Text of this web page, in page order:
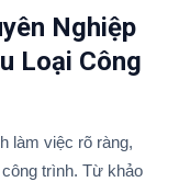
Nghiệp
Loại Công
làm việc rõ ràng,
trình. Từ khảo